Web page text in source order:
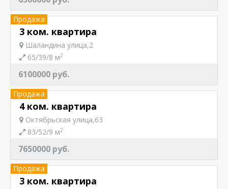
Продажа
3 ком. квартира
Шаландина улица,2
65/39/8 м2
6100000 руб.
Продажа
4 ком. квартира
Октябрьская улица,63
83/52/9 м2
7650000 руб.
Продажа
3 ком. квартира